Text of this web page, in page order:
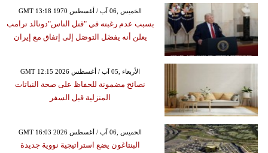
GMT 13:18 1970 الخميس ,06 آب / أغسطس
بسبب عدم رغبته في "قتل الناس"دونالد ترامب
يعلن أنه يفضَل التوصَل إلى إتفاق مع إيران
GMT 12:15 2026 الأربعاء ,05 آب / أغسطس
نصائح مضمونة للحفاظ على صحة النباتات
المنزلية قبل السفر
GMT 16:03 2026 الخميس ,06 آب / أغسطس
البنتاغون يضع استراتيجية نووية جديدة